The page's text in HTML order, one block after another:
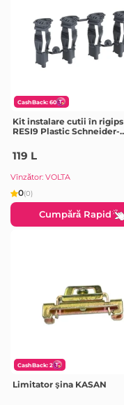
CashBack: 60
Kit instalare cutii în rigips
RESI9 Plastic Schneider-
119 L
Vînzător: VOLTA
0(0)
Cumpără Rapid
CashBack: 2
Limitator şina KASAN